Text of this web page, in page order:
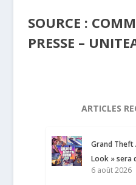
SOURCE :
PRESSE –
ARTICLES
Grand Theft
Look » sera
6 août 2026